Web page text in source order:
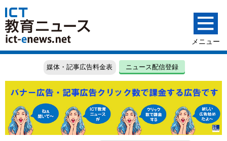
媒体・記事広告料金表 ニュース配信登録